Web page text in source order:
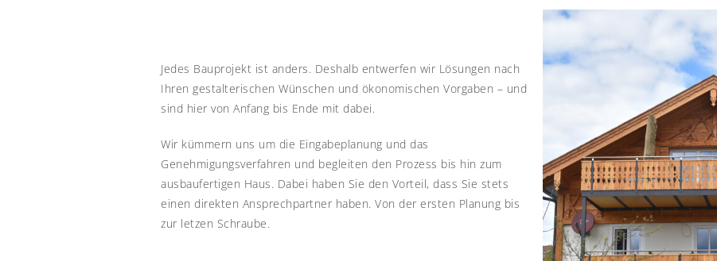
Jedes Bauprojekt ist anders. Deshalb entwerfen wir Lösungen nach
Ihren gestalterischen Wünschen und ökonomischen Vorgaben – und
sind hier von Anfang bis Ende mit dabei.
Wir kümmern uns um die Eingabeplanung und das
Genehmigungsverfahren und begleiten den Prozess bis hin zum
ausbaufertigen Haus. Dabei haben Sie den Vorteil, dass Sie stets
einen direkten Ansprechpartner haben. Von der ersten Planung bis
zur letzen Schraube.